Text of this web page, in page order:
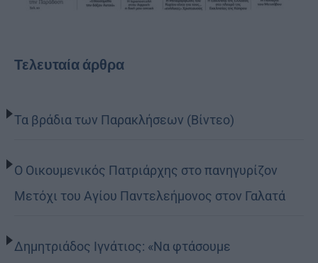
Τελευταία άρθρα
Τα βράδια των Παρακλήσεων (Βίντεο)
Ο Οικουμενικός Πατριάρχης στο πανηγυρίζον
Μετόχι του Αγίου Παντελεήμονος στον Γαλατά
Δημητριάδος Ιγνάτιος: «Να φτάσουμε